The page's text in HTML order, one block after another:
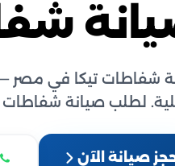
شفاطات تيكا في مصر —
لطلب صيانة شفاطات
صيانة الآن